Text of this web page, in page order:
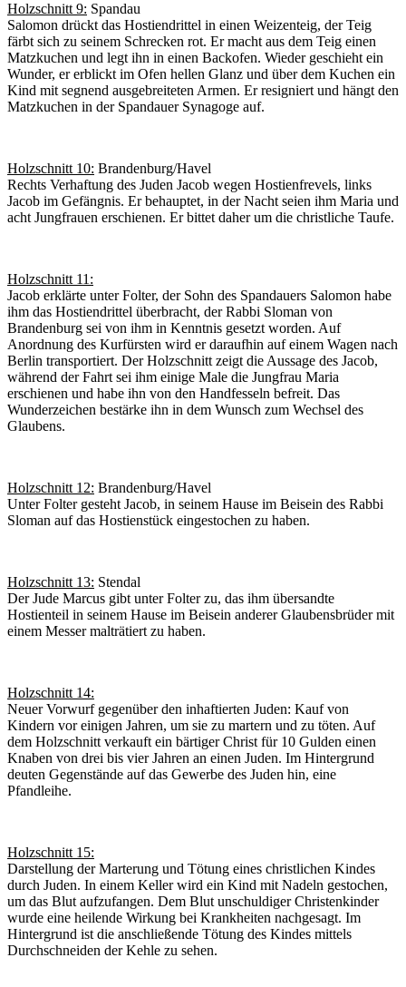
Holzschnitt 9: Spandau
Salomon drückt das Hostiendrittel in einen Weizenteig, der Teig
färbt sich zu seinem Schrecken rot. Er macht aus dem Teig einen
Matzkuchen und legt ihn in einen Backofen. Wieder geschieht ein
Wunder, er erblickt im Ofen hellen Glanz und über dem Kuchen ein
Kind mit segnend ausgebreiteten Armen. Er resigniert und hängt den
Matzkuchen in der Spandauer Synagoge auf.
Holzschnitt 10: Brandenburg/Havel
Rechts Verhaftung des Juden Jacob wegen Hostienfrevels, links
Jacob im Gefängnis. Er behauptet, in der Nacht seien ihm Maria und
acht Jungfrauen erschienen. Er bittet daher um die christliche Taufe.
Holzschnitt 11:
Jacob erklärte unter Folter, der Sohn des Spandauers Salomon habe
ihm das Hostiendrittel überbracht, der Rabbi Sloman von
Brandenburg sei von ihm in Kenntnis gesetzt worden. Auf
Anordnung des Kurfürsten wird er daraufhin auf einem Wagen nach
Berlin transportiert. Der Holzschnitt zeigt die Aussage des Jacob,
während der Fahrt sei ihm einige Male die Jungfrau Maria
erschienen und habe ihn von den Handfesseln befreit. Das
Wunderzeichen bestärke ihn in dem Wunsch zum Wechsel des
Glaubens.
Holzschnitt 12: Brandenburg/Havel
Unter Folter gesteht Jacob, in seinem Hause im Beisein des Rabbi
Sloman auf das Hostienstück eingestochen zu haben.
Holzschnitt 13: Stendal
Der Jude Marcus gibt unter Folter zu, das ihm übersandte
Hostienteil in seinem Hause im Beisein anderer Glaubensbrüder mit
einem Messer malträtiert zu haben.
Holzschnitt 14:
Neuer Vorwurf gegenüber den inhaftierten Juden: Kauf von
Kindern vor einigen Jahren, um sie zu martern und zu töten. Auf
dem Holzschnitt verkauft ein bärtiger Christ für 10 Gulden einen
Knaben von drei bis vier Jahren an einen Juden. Im Hintergrund
deuten Gegenstände auf das Gewerbe des Juden hin, eine
Pfandleihe.
Holzschnitt 15:
Darstellung der Marterung und Tötung eines christlichen Kindes
durch Juden. In einem Keller wird ein Kind mit Nadeln gestochen,
um das Blut aufzufangen. Dem Blut unschuldiger Christenkinder
wurde eine heilende Wirkung bei Krankheiten nachgesagt. Im
Hintergrund ist die anschließende Tötung des Kindes mittels
Durchschneiden der Kehle zu sehen.